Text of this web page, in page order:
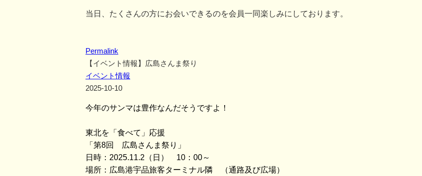
当日、たくさんの方にお会いできるのを会員一同楽しみにしております。
Permalink
【イベント情報】広島さんま祭り
イベント情報
2025-10-10
今年のサンマは豊作なんだそうですよ！
東北を「食べて」応援
「第8回 広島さんま祭り」
日時：2025.11.2（日） 10：00～
場所：広島港宇品旅客ターミナル隣 （通路及び広場）